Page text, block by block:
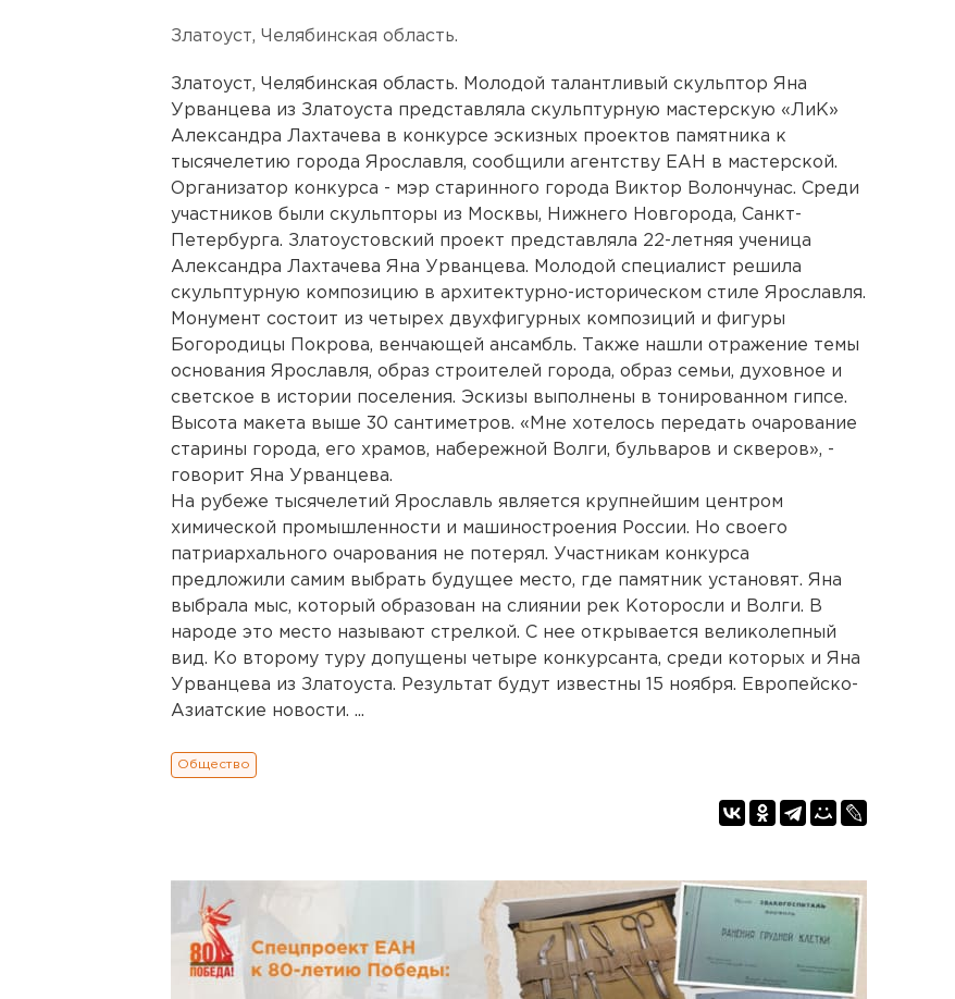
Златоуст, Челябинская область.
Златоуст, Челябинская область. Молодой талантливый скульптор Яна
Урванцева из Златоуста представляла скульптурную мастерскую «ЛиК»
Александра Лахтачева в конкурсе эскизных проектов памятника к
тысячелетию города Ярославля, сообщили агентству ЕАН в мастерской.
Организатор конкурса - мэр старинного города Виктор Волончунас. Среди
участников были скульпторы из Москвы, Нижнего Новгорода, Санкт-
Петербурга. Златоустовский проект представляла 22-летняя ученица
Александра Лахтачева Яна Урванцева. Молодой специалист решила
скульптурную композицию в архитектурно-историческом стиле Ярославля.
Монумент состоит из четырех двухфигурных композиций и фигуры
Богородицы Покрова, венчающей ансамбль. Также нашли отражение темы
основания Ярославля, образ строителей города, образ семьи, духовное и
светское в истории поселения. Эскизы выполнены в тонированном гипсе.
Высота макета выше 30 сантиметров. «Мне хотелось передать очарование
старины города, его храмов, набережной Волги, бульваров и скверов», -
говорит Яна Урванцева.
На рубеже тысячелетий Ярославль является крупнейшим центром
химической промышленности и машиностроения России. Но своего
патриархального очарования не потерял. Участникам конкурса
предложили самим выбрать будущее место, где памятник установят. Яна
выбрала мыс, который образован на слиянии рек Которосли и Волги. В
народе это место называют стрелкой. С нее открывается великолепный
вид. Ко второму туру допущены четыре конкурсанта, среди которых и Яна
Урванцева из Златоуста. Результат будут известны 15 ноября. Европейско-
Азиатские новости. ...
Общество